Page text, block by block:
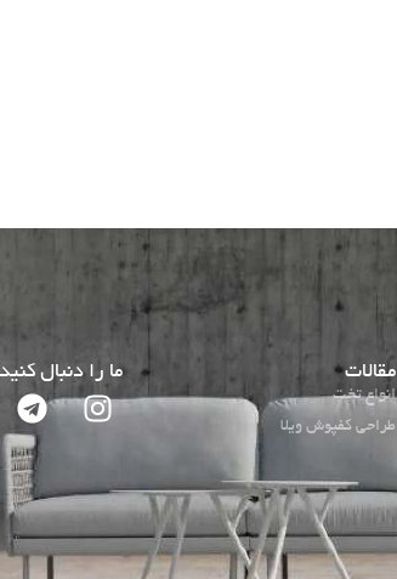
مقالات
انواع تخت
طراحی کفپوش ویلا
ما را دنبال